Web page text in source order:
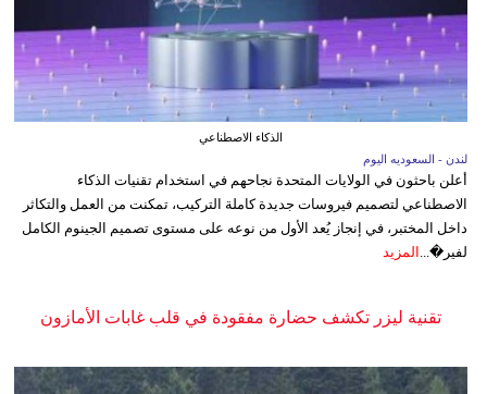
الذكاء الاصطناعي
لندن - السعوديه اليوم
أعلن باحثون في الولايات المتحدة نجاحهم في استخدام تقنيات الذكاء
الاصطناعي لتصميم فيروسات جديدة كاملة التركيب، تمكنت من العمل والتكاثر
داخل المختبر، في إنجاز يُعد الأول من نوعه على مستوى تصميم الجينوم الكامل
لفير�... المزيد
تقنية ليزر تكشف حضارة مفقودة في قلب غابات الأمازون